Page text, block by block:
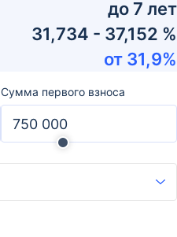
до 7 лет
31,734 - 37,152 %
от 31,9%
Сумма первого взноса